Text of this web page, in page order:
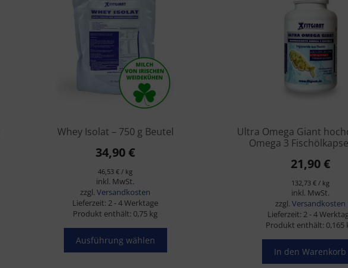
Whey Isolat – 750 g Beutel
34,90€
46,53€ / kg
inkl. MwSt.
zzgl.Versandkosten
Lieferzeit: 2 - 4 Werktage
Produkt enthält: 0,75 kg
Ausführung wählen
werden
Ultra Omega Giant
Omega 3
21,90€
132,73 €/ kg
inkl. MwSt.
zzgl. Versandkosten
Lieferzeit: 2 - 4
Produkt enthält: 0,165
In den Warenkorb